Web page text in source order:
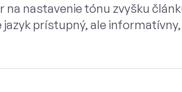
nastavenie tónu zvyšku
prístupný, ale